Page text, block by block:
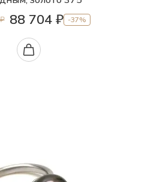
88 704 ₽ -37%